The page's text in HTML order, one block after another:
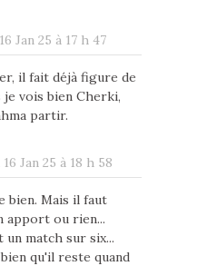
Jan 25 à 17 h 47
il fait déjà figure de
je vois bien Cherki,
partir.
Jan 25 à 18 h 58
bien. Mais il faut
apport ou rien...
match sur six...
qu'il reste quand